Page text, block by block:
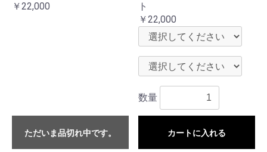
￥22,000
ただいま品切れ中です。
ト
￥22,000
数量
カートに入れる